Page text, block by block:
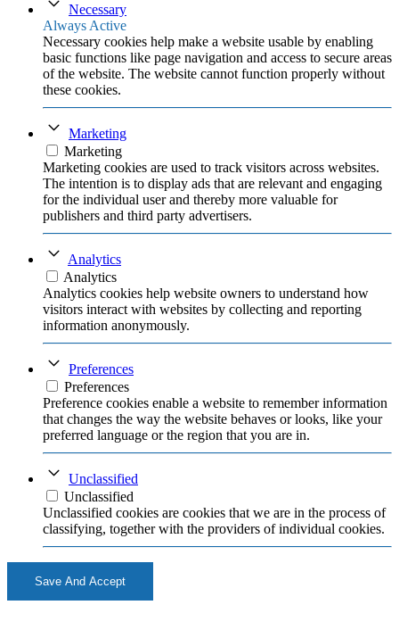
Necessary
Always Active
Necessary cookies help make a website usable by enabling
basic functions like page navigation and access to secure areas
of the website. The website cannot function properly without
these cookies.
Marketing
Marketing
Marketing cookies are used to track visitors across websites.
The intention is to display ads that are relevant and engaging
for the individual user and thereby more valuable for
publishers and third party advertisers.
Analytics
Analytics
Analytics cookies help website owners to understand how
visitors interact with websites by collecting and reporting
information anonymously.
Preferences
Preferences
Preference cookies enable a website to remember information
that changes the way the website behaves or looks, like your
preferred language or the region that you are in.
Unclassified
Unclassified
Unclassified cookies are cookies that we are in the process of
classifying, together with the providers of individual cookies.
Save And Accept